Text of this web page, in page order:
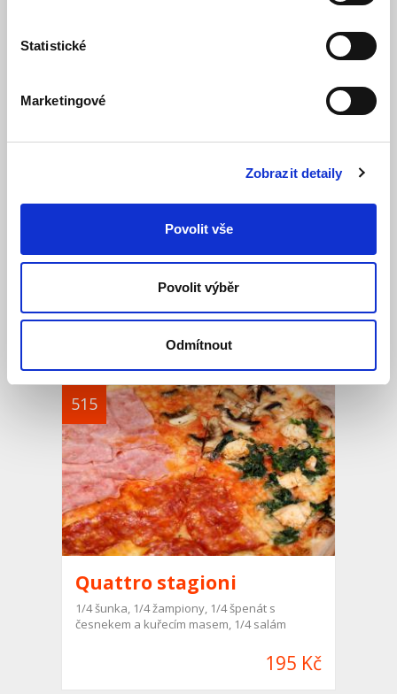
Statistické
Marketingové
Zobrazit detaily
Povolit vše
Povolit výběr
Odmítnout
Tvarůžková pizza
rajčatové sugo, mozzarella, salám, tvarůžky,
195 Kč
515
Quattro stagioni
1/4 šunka, 1/4 žampiony, 1/4 špenát s
česnekem a kuřecím masem, 1/4 salám
195 Kč